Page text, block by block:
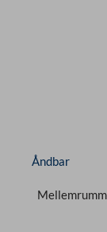
Åndbar